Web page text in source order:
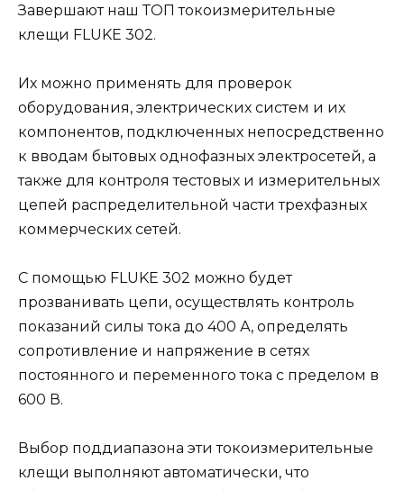
Завершают наш ТОП токоизмерительные
клещи FLUKE 302.
Их можно применять для проверок
оборудования, электрических систем и их
компонентов, подключенных непосредственно
к вводам бытовых однофазных электросетей, а
также для контроля тестовых и измерительных
цепей распределительной части трехфазных
коммерческих сетей.
С помощью FLUKE 302 можно будет
прозванивать цепи, осуществлять контроль
показаний силы тока до 400 А, определять
сопротивление и напряжение в сетях
постоянного и переменного тока с пределом в
600 В.
Выбор поддиапазона эти токоизмерительные
клещи выполняют автоматически, что